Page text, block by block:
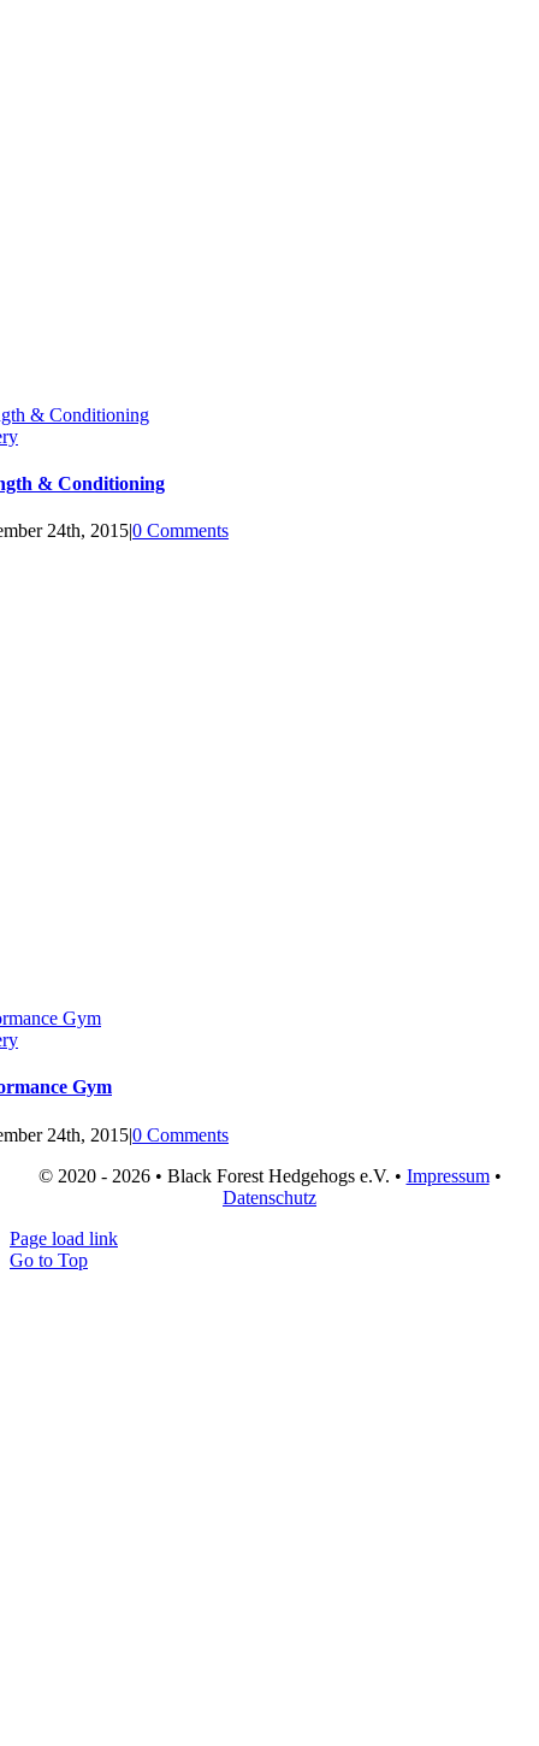
& Conditioning
& Conditioning
24th, 2015|0 Comments
Gym
Gym
24th, 2015|0 Comments
© 2020 - 2026 • Black Forest Hedgehogs e.V. • Impressum•
Datenschutz
Page load link
Go to Top